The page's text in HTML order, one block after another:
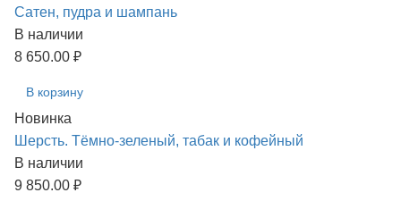
Сатен, пудра и шампань
В наличии
8 650.00 ₽
В корзину
Новинка
Шерсть. Тёмно-зеленый, табак и кофейный
В наличии
9 850.00 ₽